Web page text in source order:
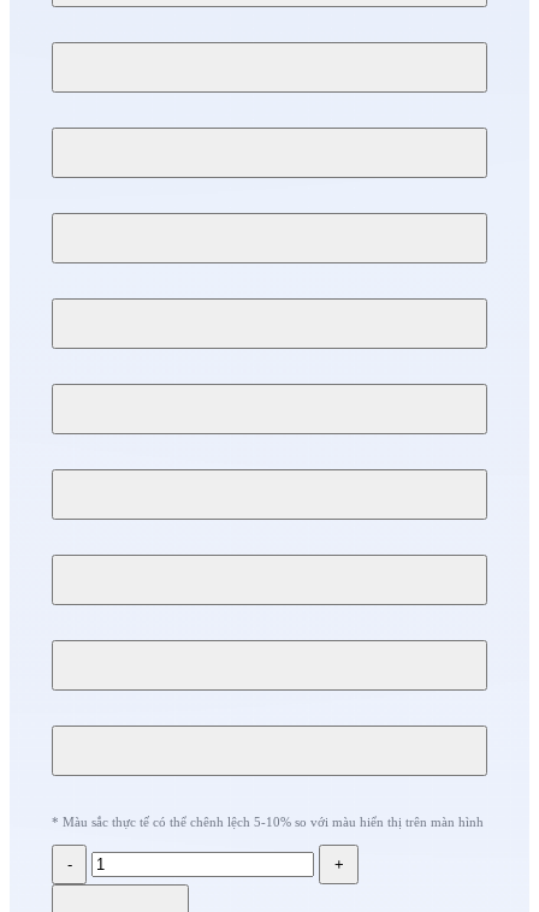
* Màu sắc thực tế có thể chênh lệch 5-10% so với màu hiển thị trên màn hình
- +